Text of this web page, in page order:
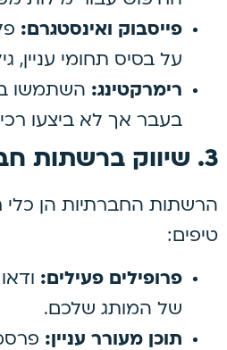
פייסבוק ואינסטגרם:
על בסיס תחומי עניין,
רימרקטינג: השתמשו
בעבר אך לא ביצעו
3. שיווק ברשתות
הרשתות החברתיות הן כלי
טיפים:
פרופילים פעילים:
של המותג שלכם.
תוכן מעורר עניין: